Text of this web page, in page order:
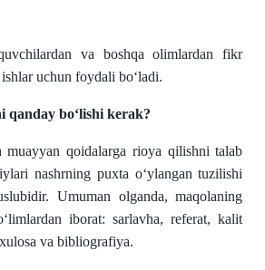
va boshqa olimlardan fikr
uchun foydali boʻladi.
qanday boʻlishi kerak?
qoidalarga rioya qilishni talab
nashrning puxta oʻylangan tuzilishi
Umuman olganda, maqolaning
iborat: sarlavha, referat, kalit
va bibliografiya.